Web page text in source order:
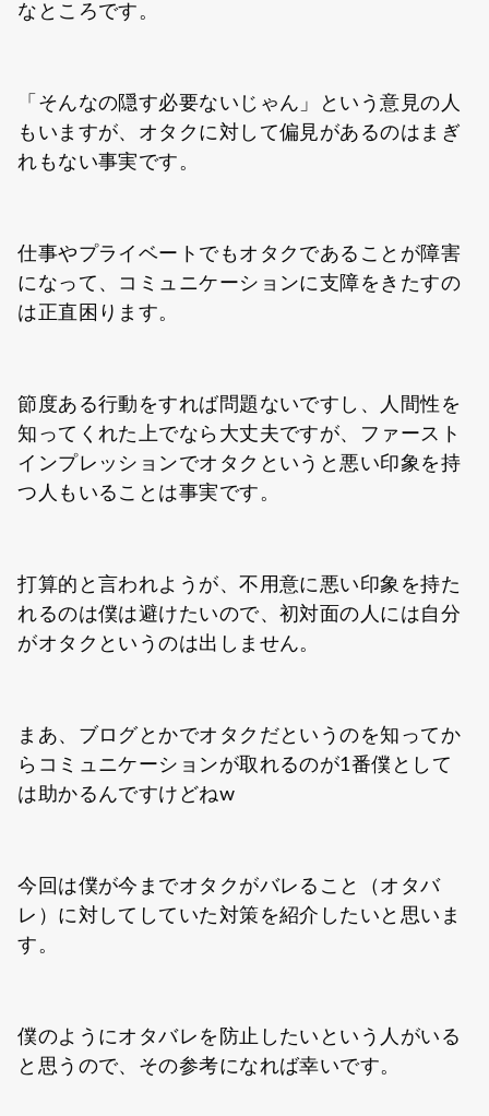
なところです。
「そんなの隠す必要ないじゃん」という意見の人
もいますが、オタクに対して偏見があるのはまぎ
れもない事実です。
仕事やプライベートでもオタクであることが障害
になって、コミュニケーションに支障をきたすの
は正直困ります。
節度ある行動をすれば問題ないですし、人間性を
知ってくれた上でなら大丈夫ですが、ファースト
インプレッションでオタクというと悪い印象を持
つ人もいることは事実です。
打算的と言われようが、不用意に悪い印象を持た
れるのは僕は避けたいので、初対面の人には自分
がオタクというのは出しません。
まあ、ブログとかでオタクだというのを知ってか
らコミュニケーションが取れるのが1番僕として
は助かるんですけどねw
今回は僕が今までオタクがバレること（オタバ
レ）に対してしていた対策を紹介したいと思いま
す。
僕のようにオタバレを防止したいという人がいる
と思うので、その参考になれば幸いです。